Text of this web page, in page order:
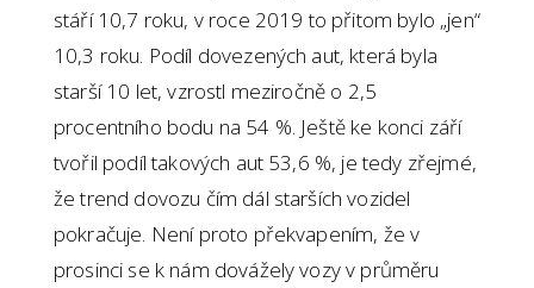
stáří 10,7 roku, v roce 2019 to přitom bylo „jen“
10,3 roku. Podíl dovezených aut, která byla
starší 10 let, vzrostl meziročně o 2,5
procentního bodu na 54 %. Ještě ke konci září
tvořil podíl takových aut 53,6 %, je tedy zřejmé,
že trend dovozu čím dál starších vozidel
pokračuje. Není proto překvapením, že v
prosinci se k nám dovážely vozy v průměru